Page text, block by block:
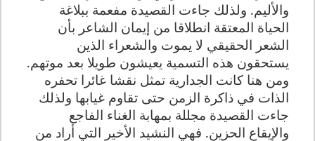
والأليم. ولذلك جاءت القصيدة مفعمة ببلاغة
الحياة المعتقة انطلاقا من إيمان الشاعر بأن
الشعر الحقيقي لا يموت والشعراء الذين
يستحقون هذه التسمية يعيشون طويلا بعد موتهم.
ومن هنا كانت الجدارية تمثل نقشا غائرا تحفره
الذات في ذاكرة الزمن حتى تقاوم غيابها ولذلك
جاءت القصيدة مجللة بمهابة الغناء الفاجع
والإيقاع الحزين. فهي النشيد الأخير التي أراد من